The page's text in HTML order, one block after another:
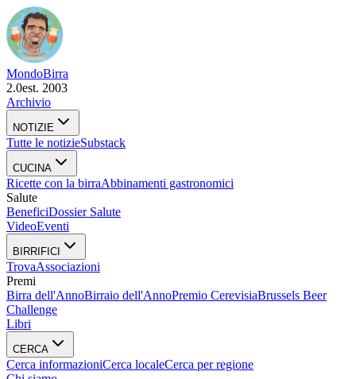
MondoBirra
2.0est. 2003
Archivio
NOTIZIE
Tutte le notizieSubstack
CUCINA
Ricette con la birraAbbinamenti gastronomici
Salute
BeneficiDossier Salute
VideoEventi
BIRRIFICI
TrovaAssociazioni
Premi
Birra dell'AnnoBirraio dell'AnnoPremio CerevisiaBrussels Beer
Challenge
Libri
CERCA
Cerca informazioniCerca localeCerca per regione